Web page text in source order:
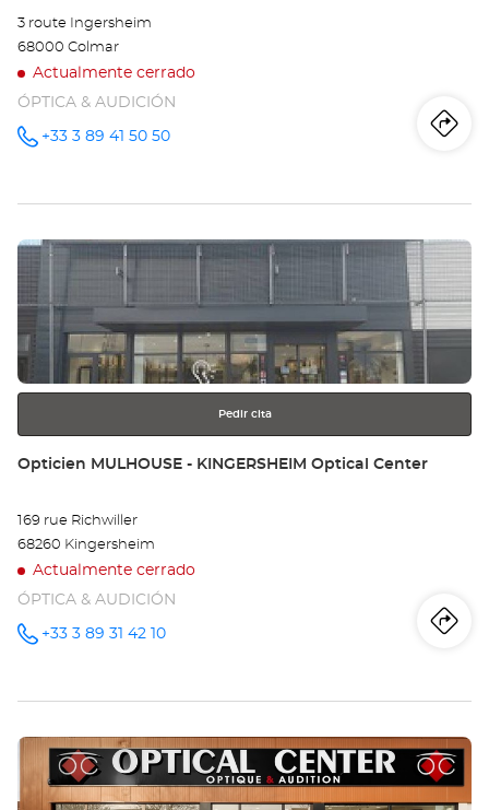
3 route Ingersheim
68000 Colmar
Actualmente cerrado
ÓPTICA & AUDICIÓN
número
+33 3 89 41 50 50
a
Pulse
ENTER
para
más
información
Pedir cita
Tienda:
Opticien MULHOUSE - KINGERSHEIM Optical Center
169 rue Richwiller
68260 Kingersheim
Actualmente cerrado
ÓPTICA & AUDICIÓN
número
+33 3 89 31 42 10
a
Pulse
ENTER
para